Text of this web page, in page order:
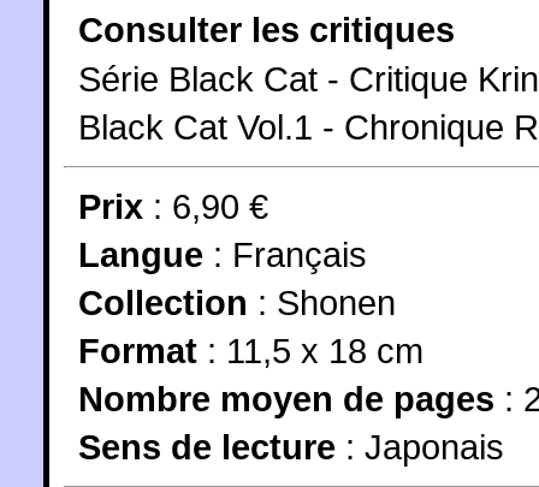
Consulter les critiques
Série Black Cat - Critique
Black Cat Vol.1 - Chronique
Prix : 6,90 €
Langue : Français
Collection : Shonen
Format : 11,5 x 18 cm
Nombre moyen de pages :
Sens de lecture : Japonais